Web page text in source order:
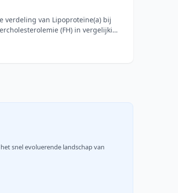
verdeling van Lipoproteïne(a) bij
(FH) in vergelijking
snel evoluerende landschap van